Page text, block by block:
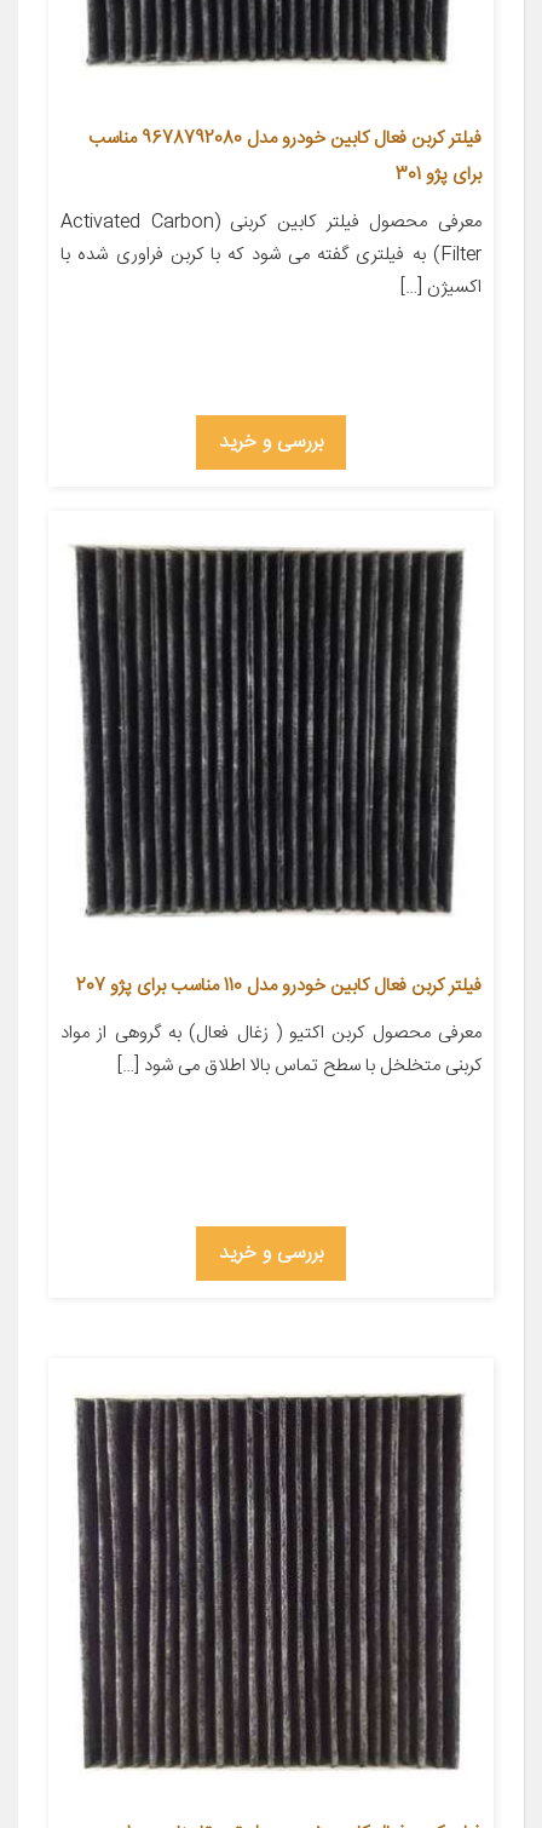
فیلتر کربن فعال کابین خودرو مدل 9678792080 مناسب
برای پژو 301
معرفی محصول فیلتر کابین کربنی (Activated Carbon
Filter) به فیلتری گفته می شود که با کربن فراوری شده با
اکسیژن […]
بررسی و خرید
فیلتر کربن فعال کابین خودرو مدل 110 مناسب برای پژو 207
معرفی محصول کربن اکتیو ( زغال فعال) به گروهی از مواد
کربنی متخلخل با سطح تماس بالا اطلاق می شود […]
بررسی و خرید